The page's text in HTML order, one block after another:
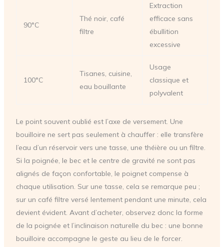
90°C
Thé noir, café
filtre
Extraction
efficace sans
ébullition
excessive
100°C
Tisanes, cuisine,
eau bouillante
Usage
classique et
polyvalent
Le point souvent oublié est l’axe de versement. Une
bouilloire ne sert pas seulement à chauffer : elle transfère
l’eau d’un réservoir vers une tasse, une théière ou un filtre.
Si la poignée, le bec et le centre de gravité ne sont pas
alignés de façon confortable, le poignet compense à
chaque utilisation. Sur une tasse, cela se remarque peu ;
sur un café filtre versé lentement pendant une minute, cela
devient évident. Avant d’acheter, observez donc la forme
de la poignée et l’inclinaison naturelle du bec : une bonne
bouilloire accompagne le geste au lieu de le forcer.